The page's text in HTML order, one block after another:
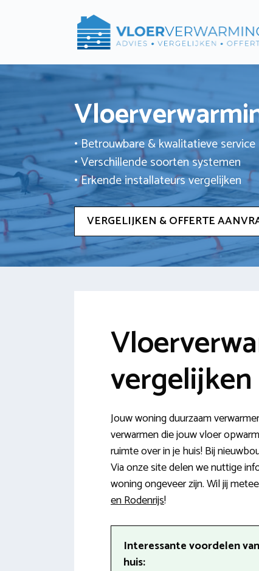
• Betrouwbare & kwalitatieve service
• Verschillende soorten systemen
• Erkende installateurs vergelijken
VERGELIJKEN & OFFERTE
vergelijken
Jouw woning duurzaam
verwarmen die jouw vloer
ruimte over in je huis! Bij
Via onze site delen we nuttige
woning ongeveer zijn. Wil jij
en Rodenrijs!
Interessante voordelen
huis: